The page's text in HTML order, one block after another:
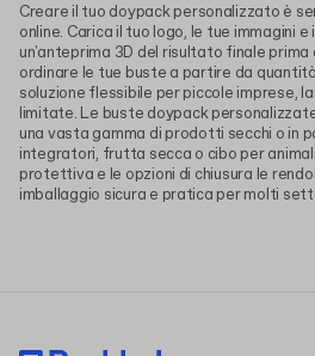
Creare il tuo doypack personalizzato è
online. Carica il tuo logo, le tue immagini
un'anteprima 3D del risultato finale prima
ordinare le tue buste a partire da
soluzione flessibile per piccole imprese,
limitate. Le buste doypack
una vasta gamma di prodotti secchi o in
integratori, frutta secca o cibo per
protettiva e le opzioni di chiusura le
imballaggio sicura e pratica per molti